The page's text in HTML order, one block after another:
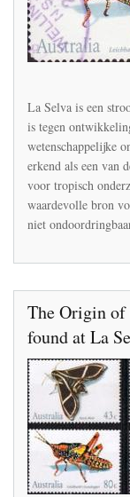
La Selva is een
is tegen
wetenschappelijke
erkend als een van
voor tropisch
waardevolle bron
niet
The Origin of
found at La